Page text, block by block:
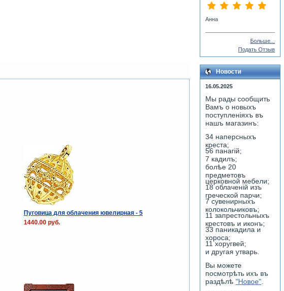
Пуговица для облачения ювелирная - 5
1440.00 руб.
Анна
Больше...
Подать Отзыв
Новости
16.05.2025
Мы рады сообщить
Вамъ о новыхъ
поступленiяхъ въ
нашъ магазинъ:
34 наперсныхъ
креста;
56 панагiй;
7 кадилъ;
болѣе 20
предметовъ
церковной мебели;
18 облаченiй изъ
греческой парчи;
7 сувенирныхъ
колокольчиковъ;
11 запрестольныхъ
крестовъ и иконъ;
33 паникадила и
хороса;
11 хоругвей;
и другая утварь.
Вы можете
посмотрѣть ихъ въ
раздѣлѣ "Новое"